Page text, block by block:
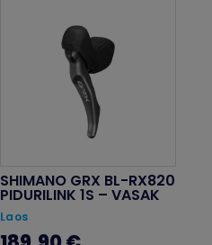
SHIMANO GRX BL-RX820
PIDURILINK 1S – VASAK
Laos